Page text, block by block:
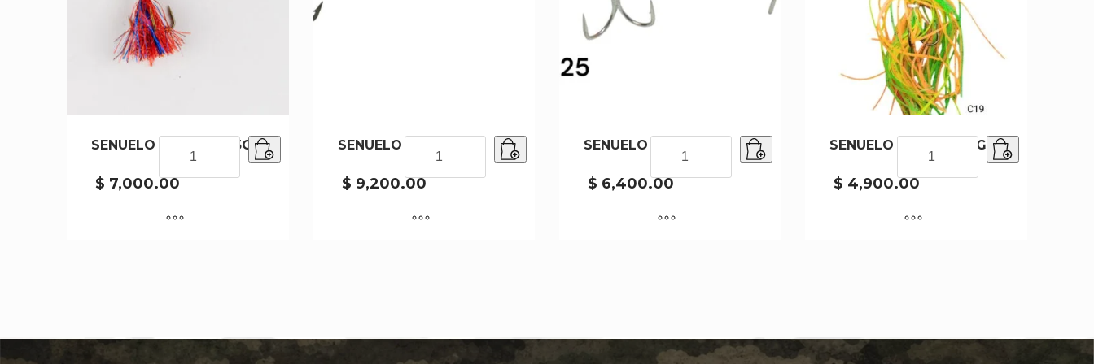
SENUELO SPRH12-5-15G
$ 7,000.00
SPRH12-
5-
cantidad
SENUELO 8682-100
$ 9,200.00
8682-
100
SENUELO YCS025
$ 6,400.00
YCS025
cantidad
SENUELO SPR27-4-13G
$ 4,900.00
SPR27-
4-
cantidad